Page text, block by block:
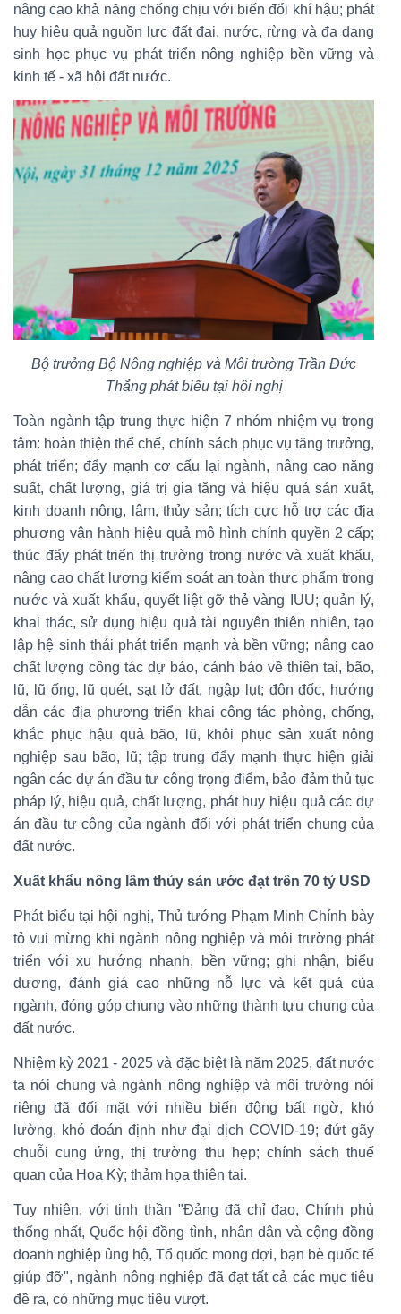
nâng cao khả năng chống chịu với biến đổi khí hậu; phát
huy hiệu quả nguồn lực đất đai, nước, rừng và đa dạng
sinh học phục vụ phát triển nông nghiệp bền vững và
kinh tế - xã hội đất nước.
Bộ trưởng Bộ Nông nghiệp và Môi trường Trần Đức
Thắng phát biểu tại hội nghị
Toàn ngành tập trung thực hiện 7 nhóm nhiệm vụ trọng
tâm: hoàn thiện thể chế, chính sách phục vụ tăng trưởng,
phát triển; đẩy mạnh cơ cấu lại ngành, nâng cao năng
suất, chất lượng, giá trị gia tăng và hiệu quả sản xuất,
kinh doanh nông, lâm, thủy sản; tích cực hỗ trợ các địa
phương vận hành hiệu quả mô hình chính quyền 2 cấp;
thúc đẩy phát triển thị trường trong nước và xuất khẩu,
nâng cao chất lượng kiểm soát an toàn thực phẩm trong
nước và xuất khẩu, quyết liệt gỡ thẻ vàng IUU; quản lý,
khai thác, sử dụng hiệu quả tài nguyên thiên nhiên, tạo
lập hệ sinh thái phát triển mạnh và bền vững; nâng cao
chất lượng công tác dự báo, cảnh báo về thiên tai, bão,
lũ, lũ ống, lũ quét, sạt lở đất, ngập lụt; đôn đốc, hướng
dẫn các địa phương triển khai công tác phòng, chống,
khắc phục hậu quả bão, lũ, khôi phục sản xuất nông
nghiệp sau bão, lũ; tập trung đẩy mạnh thực hiện giải
ngân các dự án đầu tư công trọng điểm, bảo đảm thủ tục
pháp lý, hiệu quả, chất lượng, phát huy hiệu quả các dự
án đầu tư công của ngành đối với phát triển chung của
đất nước.
Xuất khẩu nông lâm thủy sản ước đạt trên 70 tỷ USD
Phát biểu tại hội nghị, Thủ tướng Phạm Minh Chính bày
tỏ vui mừng khi ngành nông nghiệp và môi trường phát
triển với xu hướng nhanh, bền vững; ghi nhận, biểu
dương, đánh giá cao những nỗ lực và kết quả của
ngành, đóng góp chung vào những thành tựu chung của
đất nước.
Nhiệm kỳ 2021 - 2025 và đặc biệt là năm 2025, đất nước
ta nói chung và ngành nông nghiệp và môi trường nói
riêng đã đối mặt với nhiều biến động bất ngờ, khó
lường, khó đoán định như đại dịch COVID-19; đứt gãy
chuỗi cung ứng, thị trường thu hẹp; chính sách thuế
quan của Hoa Kỳ; thảm họa thiên tai.
Tuy nhiên, với tinh thần "Đảng đã chỉ đạo, Chính phủ
thống nhất, Quốc hội đồng tình, nhân dân và cộng đồng
doanh nghiệp ủng hộ, Tổ quốc mong đợi, bạn bè quốc tế
giúp đỡ", ngành nông nghiệp đã đạt tất cả các mục tiêu
đề ra, có những mục tiêu vượt.